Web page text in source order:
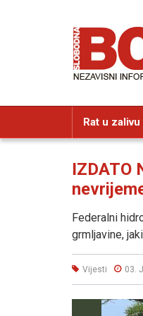
Rat u zalivu
IZDATO
Federalni
grmljavine,
Vijesti 03.